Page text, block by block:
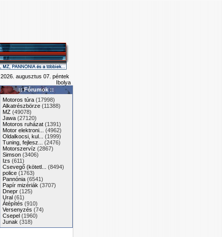
2026. augusztus 07. péntek
Ibolya
:: Fórumok ::
Motoros túra (17998)
Alkatrészbörze (11388)
MZ (49078)
Jawa (27120)
Motoros ruházat (1391)
Motor elektroni...
(4962)
Oldalkocsi, kul...
(1999)
Tuning, fejlesz...
(2476)
Motorszervíz (2867)
Simson (3406)
Izs (611)
Csevegő (kötetl...
(8494)
police (1763)
Pannónia (6541)
Papír mizériák (3707)
Dnepr (125)
Ural (61)
Átépítés (910)
Versenyzés (74)
Csepel (1960)
Junak (318)